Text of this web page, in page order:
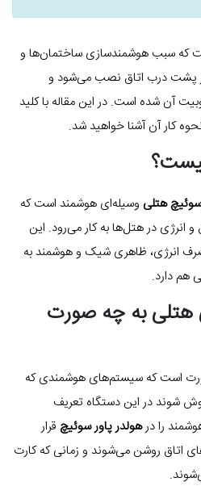
که سبب هوشمندسازی ساختمان‌ها و
پشت درب اتاق نصب می‌شود و
آن شده است. در این مقاله با کلید
کار آن آشنا خواهید شد.
هتلی وسیله‌ای هوشمند است که
در هتل‌ها به کار می‌رود. این
انرژی، ظاهری شیک و هوشمند به
هم دارد.
هتلی به چه صورت
است که سیستم‌های هوشمندی که
شوند در این دستگاه تعریف
را درهولدر پاور سوئیچ قرار
اتاق روشن می‌شوند و زمانی که کارت